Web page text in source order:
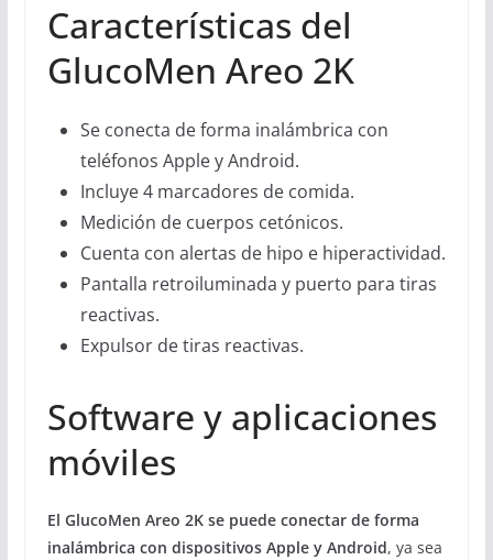
Características del
GlucoMen Areo 2K
Se conecta de forma inalámbrica con
teléfonos Apple y Android.
Incluye 4 marcadores de comida.
Medición de cuerpos cetónicos.
Cuenta con alertas de hipo e hiperactividad.
Pantalla retroiluminada y puerto para tiras
reactivas.
Expulsor de tiras reactivas.
Software y aplicaciones
móviles
El GlucoMen Areo 2K se puede conectar de forma
inalámbrica con dispositivos Apple y Android, ya sea